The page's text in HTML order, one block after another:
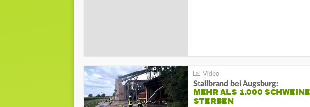
Stallbrand bei Augsburg:
MEHR ALS 1.000 SCHWEINE
STERBEN